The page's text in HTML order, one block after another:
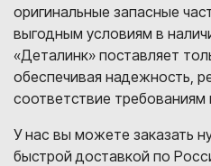
оригинальные запасные
выгодным условиям в
«Деталинк» поставляет
обеспечивая надежность,
соответствие требованиям
У нас вы можете заказать
быстрой доставкой по